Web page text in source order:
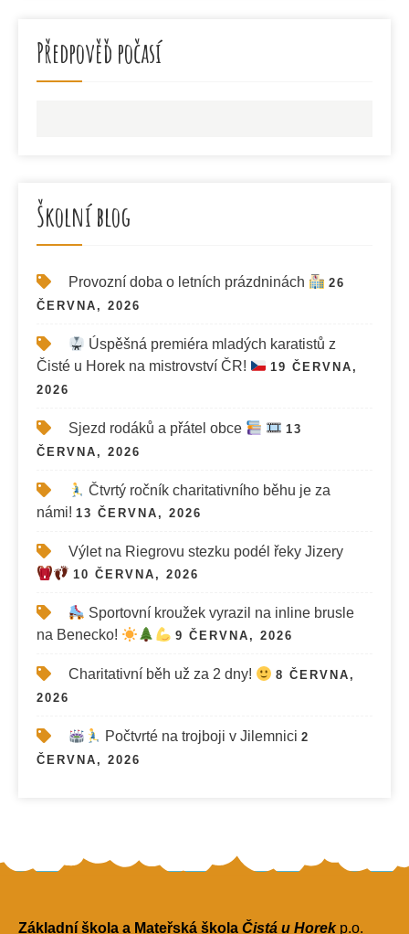
Předpověď počasí
Školní blog
Provozní doba o letních prázdninách
26
ČERVNA, 2026
Úspěšná premiéra mladých karatistů z
Čisté u Horek na mistrovství ČR!
19 ČERVNA,
2026
Sjezd rodáků a přátel obce
13
ČERVNA, 2026
Čtvrtý ročník charitativního běhu je za
námi! 13 ČERVNA, 2026
Výlet na Riegrovu stezku podél řeky Jizery
10 ČERVNA, 2026
Sportovní kroužek vyrazil na inline brusle
na Benecko!
9 ČERVNA, 2026
Charitativní běh už za 2 dny!
8 ČERVNA,
2026
Počtvrté na trojboji v Jilemnici 2
ČERVNA, 2026
Základní škola a Mateřská škola Čistá u Horekp.o.